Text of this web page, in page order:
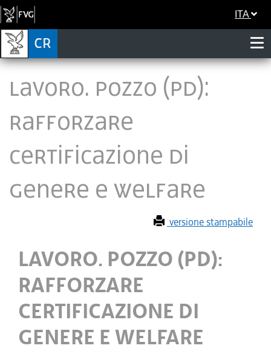
ITA
LAVORO. POZZO (PD):
RAFFORZARE
CERTIFICAZIONE DI
GENERE E WELFARE
versione stampabile
LAVORO. POZZO (PD):
RAFFORZARE
CERTIFICAZIONE DI
GENERE E WELFARE